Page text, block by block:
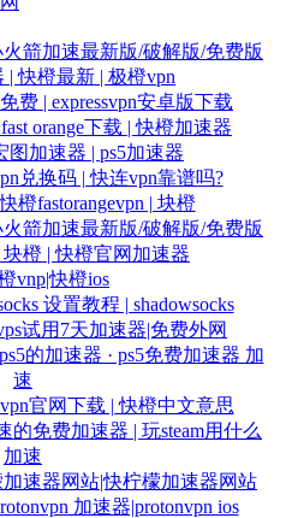
箭加速最新版/破解版/免费版
| 快橙最新 | 极橙vpn
费 | expressvpn安卓版下载
orange下载 | 快橙加速器
图加速器 | ps5加速器
兑换码 | 快连vpn靠谱吗?
橙fastorangevpn | 块橙
箭加速最新版/破解版/免费版
橙 | 快橙官网加速器
vnp|快橙ios
设置教程 | shadowsocks
试用7天加速器|免费外网
的加速器 · ps5免费加速器 加
速
官网下载 | 快橙中文意思
的免费加速器 | 玩steam用什么
加速
速器网站|快柠檬加速器网站
加速器|protonvpn ios